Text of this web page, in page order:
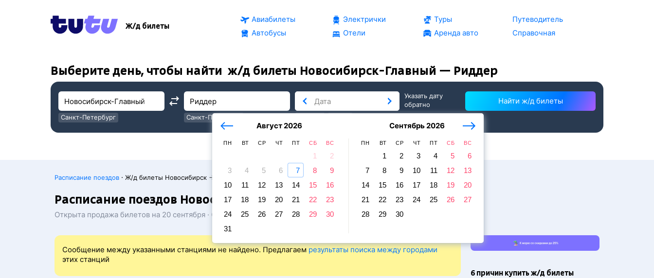
Ж/д билеты
Авиабилеты
Автобусы
Электрички
Отели
Туры
Аренда авто
Путеводитель
Справочная
Выберите день, чтобы найти ж/д билеты Новосибирск-Главный — Риддер
Санкт-Петербург
Санкт-Петербург
Август 2026
ПН ВТ СР ЧТ ПТ СБ ВС
1
2
3
4 5 6 7 8
9
10
11 12 13 14 15
16
17
18 19 20 21 22
23
24
25 26 27 28 29
30
31
Сентябрь 2026
ПН ВТ СР ЧТ ПТ СБ ВС
1 2 3 4 5
6
7
8 9 10 11 12
13
14
15 16 17 18 19
20
21
22 23 24 25 26
27
28
29 30
послезавтра
Указать дату
обратно
Найти ж/д билеты
Расписание поездов · Ж/д билеты Новосибирск → Риддер
Расписание поездов Новосибирск-Главный — Риддер
Открыта продажа билетов на 20 сентября · Отправление и прибытие по местному времени. Цены за 1 пассажира
Сообщение между указанными станциями не найдено. Предлагаем результаты поиска между городами
этих станций
6 причин купить ж/д билеты